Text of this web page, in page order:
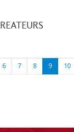
6 7 8 9 10